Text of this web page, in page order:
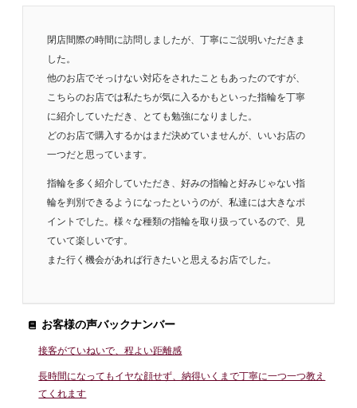
閉店間際の時間に訪問しましたが、丁寧にご説明いただきま
した。
他のお店でそっけない対応をされたこともあったのですが、
こちらのお店では私たちが気に入るかもといった指輪を丁寧
に紹介していただき、とても勉強になりました。
どのお店で購入するかはまだ決めていませんが、いいお店の
一つだと思っています。
指輪を多く紹介していただき、好みの指輪と好みじゃない指
輪を判別できるようになったというのが、私達には大きなポ
イントでした。様々な種類の指輪を取り扱っているので、見
ていて楽しいです。
また行く機会があれば行きたいと思えるお店でした。
お客様の声バックナンバー
接客がていねいで、程よい距離感
長時間になってもイヤな顔せず、納得いくまで丁寧に一つ一つ教え
てくれます